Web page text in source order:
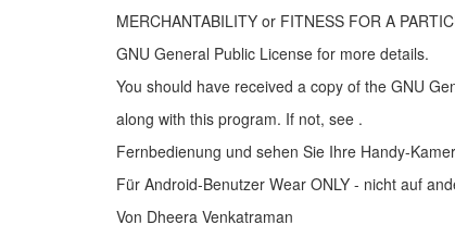
MERCHANTABILITY or FITNESS FOR A
GNU General Public License for more details.
You should have received a copy of the GNU
along with this program. If not, see .
Fernbedienung und sehen Sie Ihre Handy-
Für Android-Benutzer Wear ONLY - nicht auf
Von Dheera Venkatraman